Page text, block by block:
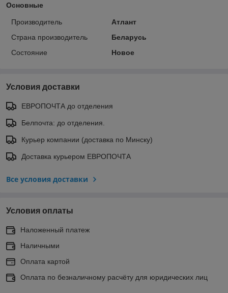
Основные
Производитель
Атлант
Страна производитель
Беларусь
Состояние
Новое
Условия доставки
ЕВРОПОЧТА до отделения
Белпочта: до отделения.
Курьер компании (доставка по Минску)
Доставка курьером ЕВРОПОЧТА
Все условия доставки
Условия оплаты
Наложенный платеж
Наличными
Оплата картой
Оплата по безналичному расчёту для юридических лиц